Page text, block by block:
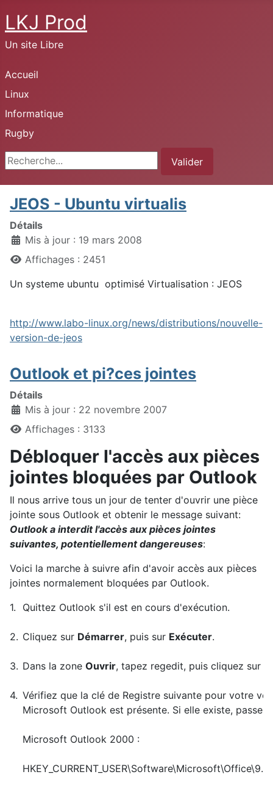
LKJ Prod
Un site Libre
Accueil
Linux
Informatique
Rugby
Rechercher
Valider
JEOS - Ubuntu virtualis
Détails
Mis à jour : 19 mars 2008
Affichages : 2451
Un systeme ubuntu optimisé Virtualisation : JEOS
http://www.labo-linux.org/news/distributions/nouvelle-
version-de-jeos
Outlook et pi?ces jointes
Détails
Mis à jour : 22 novembre 2007
Affichages : 3133
Débloquer l'accès aux pièces
jointes bloquées par Outlook
Il nous arrive tous un jour de tenter d'ouvrir une pièce
jointe sous Outlook et obtenir le message suivant:
Outlook a interdit l'accès aux pièces jointes
suivantes, potentiellement dangereuses:
Voici la marche à suivre afin d'avoir accès aux pièces
jointes normalement bloquées par Outlook.
1.
Quittez Outlook s'il est en cours d'exécution.
2. Cliquez sur Démarrer, puis sur Exécuter.
3. Dans la zone Ouvrir, tapez regedit, puis cliquez sur
4. Vérifiez que la clé de Registre suivante pour votre
Microsoft Outlook est présente. Si elle existe, passez
Microsoft Outlook 2000 :